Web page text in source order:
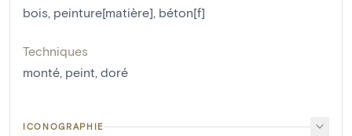
bois, peinture[matière], béton[f]
Techniques
monté, peint, doré
ICONOGRAPHIE